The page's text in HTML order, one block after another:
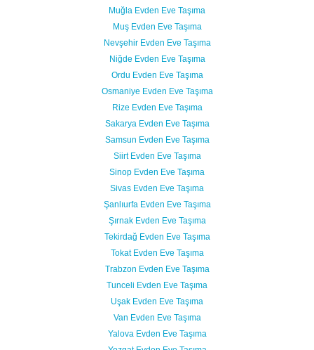
Muğla Evden Eve Taşıma
Muş Evden Eve Taşıma
Nevşehir Evden Eve Taşıma
Niğde Evden Eve Taşıma
Ordu Evden Eve Taşıma
Osmaniye Evden Eve Taşıma
Rize Evden Eve Taşıma
Sakarya Evden Eve Taşıma
Samsun Evden Eve Taşıma
Siirt Evden Eve Taşıma
Sinop Evden Eve Taşıma
Sivas Evden Eve Taşıma
Şanlıurfa Evden Eve Taşıma
Şırnak Evden Eve Taşıma
Tekirdağ Evden Eve Taşıma
Tokat Evden Eve Taşıma
Trabzon Evden Eve Taşıma
Tunceli Evden Eve Taşıma
Uşak Evden Eve Taşıma
Van Evden Eve Taşıma
Yalova Evden Eve Taşıma